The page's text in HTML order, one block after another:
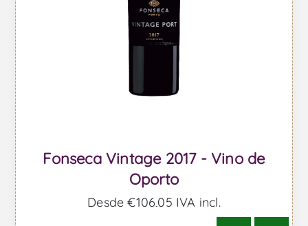
Fonseca Vintage 2017 - Vino de
Oporto
Desde €106,05 IVA incl.